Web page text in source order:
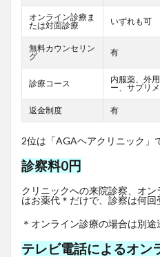
オンライン診療ま
たは対面診療
いずれも可
無料カウンセリン
グ
有
診療コース
内服薬、外
ー、サプリ
返金制度 有
2位は「AGAヘアクリニック」
診察料0円
クリニックへの来院診察、オ
はお薬代＊だけで、診察は何回
＊オンライン診療の場合は別途
テレビ電話によるオン